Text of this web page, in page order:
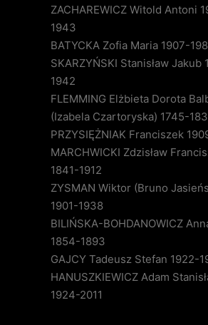
ZACHAREWICZ Witold Antoni
1943
BATYCKA Zofia Maria 1907-
SKARZYŃSKI Stanisław Jakub
1942
FLEMMING Elżbieta Dorota
(Izabela Czartoryska) 1745-
PRZYSIĘŻNIAK Franciszek
MARCHWICKI Zdzisław
1841-1912
ZYSMAN Wiktor (Bruno
1901-1938
BILIŃSKA-BOHDANOWICZ
1854-1893
GAJCY Tadeusz Stefan 1922-
HANUSZKIEWICZ Adam
1924-2011